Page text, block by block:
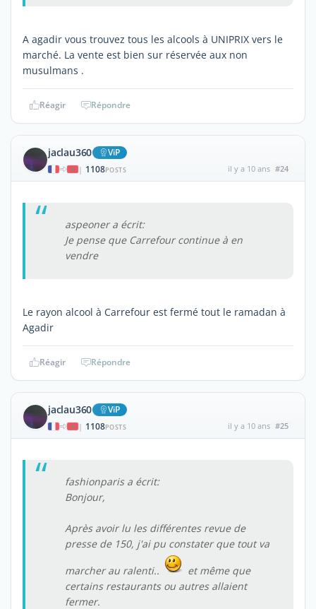
A agadir vous trouvez tous les alcools à UNIPRIX vers le
marché. La vente est bien sur réservée aux non
musulmans .
Réagir Répondre
jaclau360 ViP
| 1108POSTS il y a 10 ans #24
aspeoner a écrit:
Je pense que Carrefour continue à en
vendre
Le rayon alcool à Carrefour est fermé tout le ramadan à
Agadir
Réagir Répondre
jaclau360 ViP
| 1108POSTS il y a 10 ans #25
fashionparis a écrit:
Bonjour,
Après avoir lu les différentes revue de
presse de 150, j'ai pu constater que tout va
marcher au ralenti..
et même que
certains restaurants ou autres allaient
fermer.